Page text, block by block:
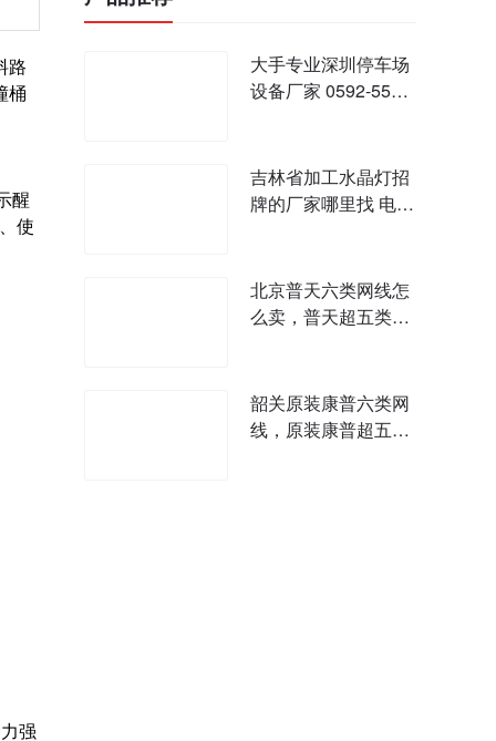
路
桶
醒
使
强
大手专业深圳停车场
设备厂家 0592-5500
吉林省加工水晶灯招
牌的厂家哪里找 电
北京普天六类网线怎
么卖，普天超五类网
韶关原装康普六类网
线，原装康普超五类